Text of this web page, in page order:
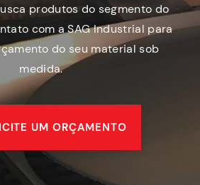
produtos do segmento do
com a SAG Industrial para
do seu material sob
medida.
UM ORÇAMENTO